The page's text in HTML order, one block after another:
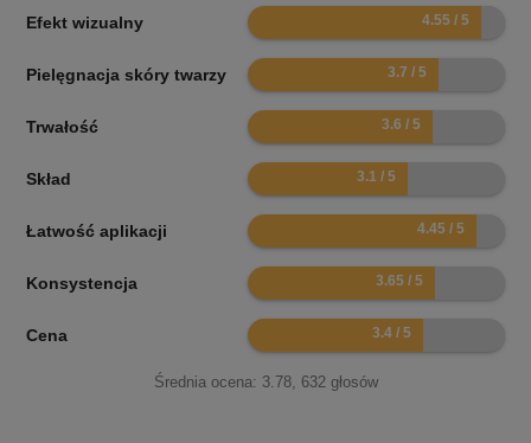
Efekt wizualny 9.1
Pielęgnacja skóry twarzy 7.4
Trwałość 7.2
Skład 6.2
Łatwość aplikacji 8.9
Konsystencja 7.3
Cena 6.8
Średnia ocena: 3.78, 632głosów